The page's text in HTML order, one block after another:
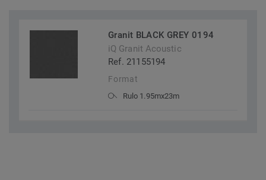
Granit BLACK GREY 0194
iQ Granit Acoustic
Ref. 21155194
Format
Rulo 1.95mx23m